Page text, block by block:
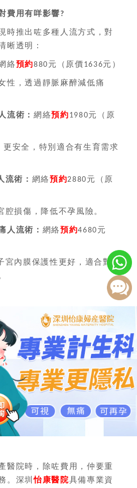
費用有咩影響?
時推出咗多種人流方式，對
晰透明：
絡預約880元 （ 原價1636元 ）
，透過靜脈麻醉減低痛
流術 ：網絡預約1980元 （ 原
更安全，特別適合有生育需求
流術 ： 網絡預約2880元 （ 原
腔損傷，降低不孕風險。
人流術 ： 網絡預約4680元
宮內膜保護性更好，適合對安
院時，除咗費用，仲要重
。深圳怡康醫院具備專業資